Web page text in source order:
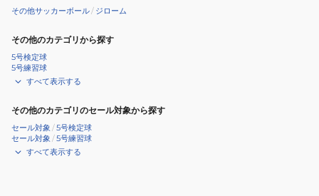
その他サッカーボール/ ジローム
その他のカテゴリから探す
5号検定球
5号練習球
すべて表示する
その他のカテゴリのセール対象から探す
セール対象 /5号検定球
セール対象 /5号練習球
すべて表示する